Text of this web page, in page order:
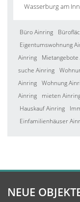
Wasserburg am Inn
Büro Ainring
Eigentumswohnung
Ainring
suche Ainring
Ainring Wohnung
Ainring
mieten
Hauskauf Ainring
Einfamilienhäuser
NEUE